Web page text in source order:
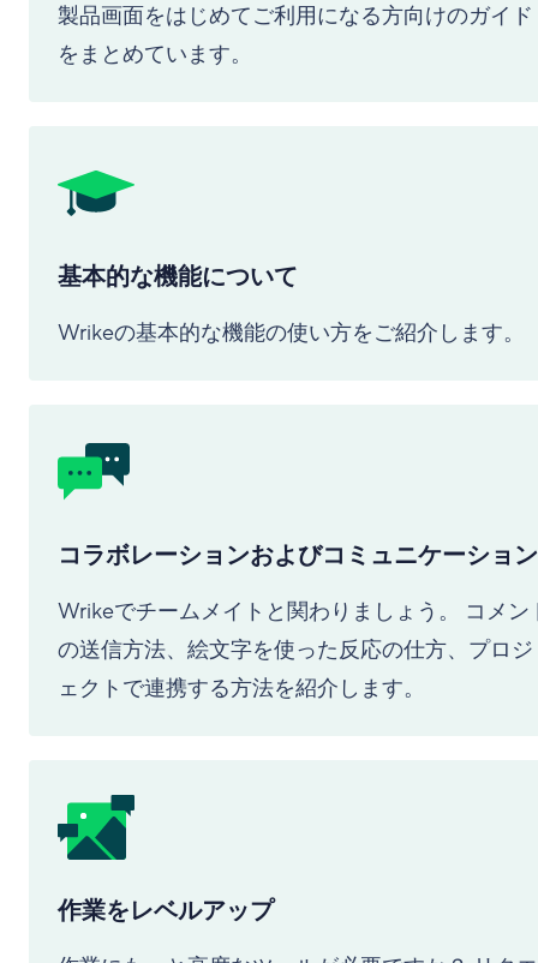
製品画面をはじめてご利用になる方向けのガイド
をまとめています。
基本的な機能について
Wrikeの基本的な機能の使い方をご紹介します。
コラボレーションおよびコミュニケーション
Wrikeでチームメイトと関わりましょう。 コメン
の送信方法、絵文字を使った反応の仕方、プロジ
ェクトで連携する方法を紹介します。
作業をレベルアップ